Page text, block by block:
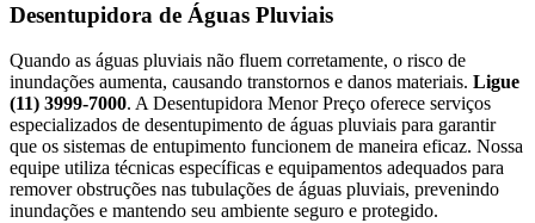
Desentupidora de Águas Pluviais
Quando as águas pluviais não fluem corretamente, o risco de
inundações aumenta, causando transtornos e danos materiais. Ligue
(11) 3999-7000. A Desentupidora Menor Preço oferece serviços
especializados de desentupimento de águas pluviais para garantir
que os sistemas de entupimento funcionem de maneira eficaz. Nossa
equipe utiliza técnicas específicas e equipamentos adequados para
remover obstruções nas tubulações de águas pluviais, prevenindo
inundações e mantendo seu ambiente seguro e protegido.